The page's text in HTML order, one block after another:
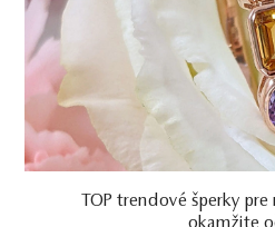
TOP trendové šperky
okamžite